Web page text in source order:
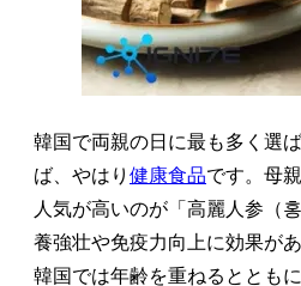
韓国で両親の日に最も多く選
ば、やはり 健康食品です。母
人気が高いのが「高麗人参（
養強壮や免疫力向上に効果が
韓国では年齢を重ねるととも